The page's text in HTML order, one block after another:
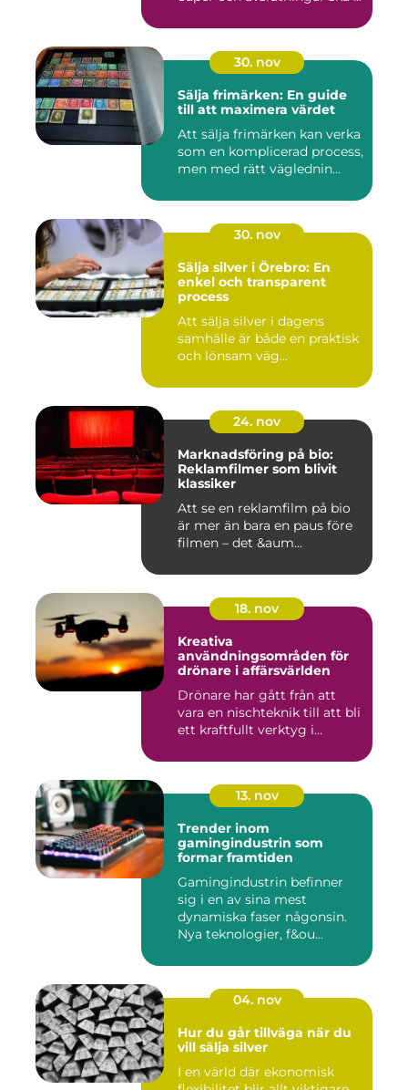
30. nov
Sälja frimärken: En guide
till att maximera värdet
Att sälja frimärken kan verka
som en komplicerad process,
men med rätt väglednin...
30. nov
Sälja silver i Örebro: En
enkel och transparent
process
Att sälja silver i dagens
samhälle är både en praktisk
och lönsam väg...
24. nov
Marknadsföring på bio:
Reklamfilmer som blivit
klassiker
Att se en reklamfilm på bio
är mer än bara en paus före
filmen – det &aum...
18. nov
Kreativa
användningsområden för
drönare i affärsvärlden
Drönare har gått från att
vara en nischteknik till att bli
ett kraftfullt verktyg i...
13. nov
Trender inom
gamingindustrin som
formar framtiden
Gamingindustrin befinner
sig i en av sina mest
dynamiska faser någonsin.
Nya teknologier, f&ou...
04. nov
Hur du går tillväga när du
vill sälja silver
I en värld där ekonomisk